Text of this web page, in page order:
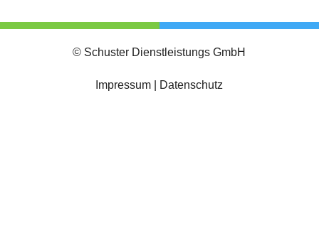
© Schuster Dienstleistungs GmbH
Impressum Datenschutz